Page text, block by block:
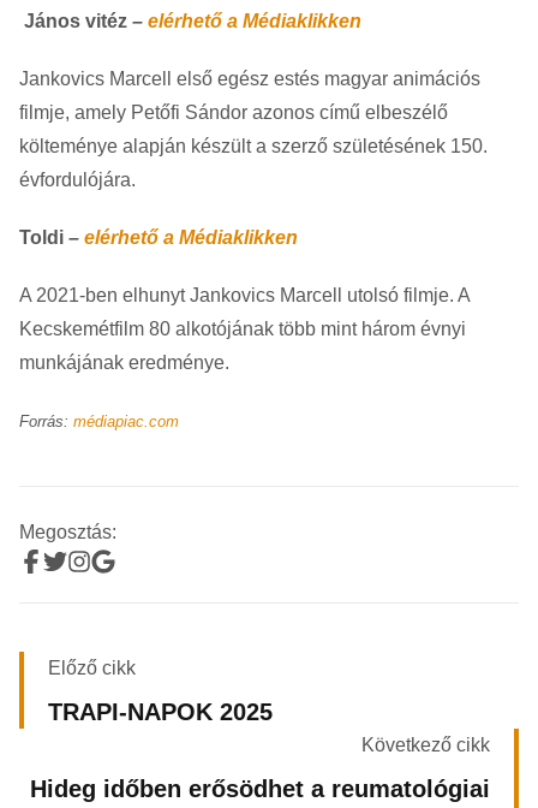
János vitéz – elérhető a Médiaklikken
Jankovics Marcell első egész estés magyar animációs
filmje, amely Petőfi Sándor azonos című elbeszélő
költeménye alapján készült a szerző születésének 150.
évfordulójára.
Toldi – elérhető a Médiaklikken
A 2021-ben elhunyt Jankovics Marcell utolsó filmje. A
Kecskemétfilm 80 alkotójának több mint három évnyi
munkájának eredménye.
Forrás: médiapiac.com
Megosztás:
Előző cikk
TRAPI-NAPOK 2025
Következő cikk
Hideg időben erősödhet a reumatológiai